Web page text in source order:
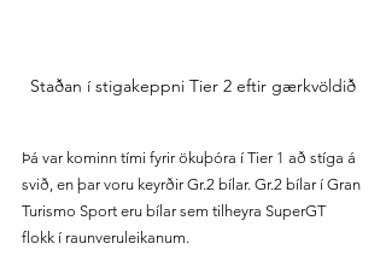
Staðan í stigakeppni Tier 2 eftir gærkvöldið
Þá var kominn tími fyrir ökuþóra í Tier 1 að stíga á
svið, en þar voru keyrðir Gr.2 bílar. Gr.2 bílar í Gran
Turismo Sport eru bílar sem tilheyra SuperGT
flokk í raunveruleikanum.